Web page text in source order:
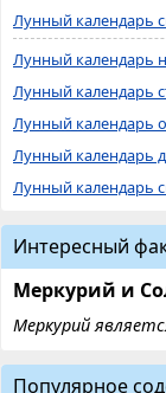
Лунный календарь
Лунный календарь
Лунный календарь
Лунный календарь
Лунный календарь
Лунный календарь
Интересный
Меркурий и
Меркурий
Популярное